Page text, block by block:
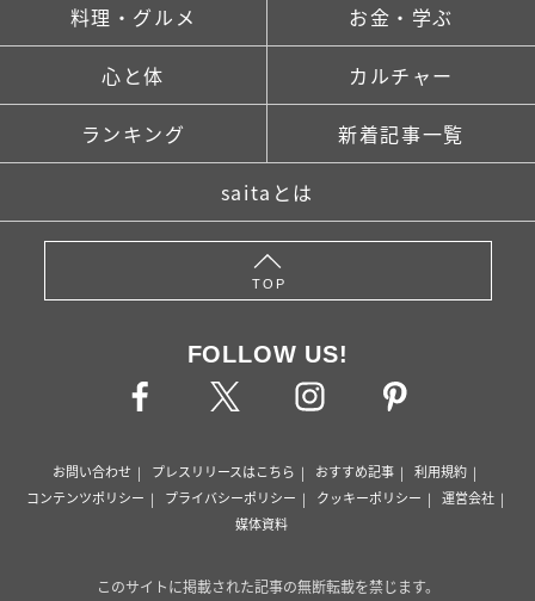
料理・グルメ お金・学ぶ
心と体 カルチャー
ランキング 新着記事一覧
saitaとは
TOP
FOLLOW US!
お問い合わせ プレスリリースはこちら おすすめ記事
利用規約
コンテンツポリシー
プライバシーポリシー クッキーポリシー
運営会社
媒体資料
このサイトに掲載された記事の無断転載を禁じます。